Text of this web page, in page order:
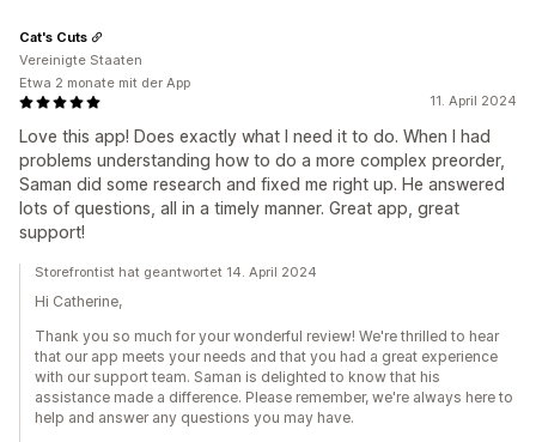
11. April 2024
Love this app! Does exactly what I need it to do. When I had
problems understanding how to do a more complex preorder,
Saman did some research and fixed me right up. He answered
lots of questions, all in a timely manner. Great app, great
support!
Cat's Cuts
Vereinigte Staaten
Etwa 2 monate mit der App
Storefrontist hat geantwortet 14. April 2024
Hi Catherine,
Thank you so much for your wonderful review! We're thrilled to hear
that our app meets your needs and that you had a great experience
with our support team. Saman is delighted to know that his
assistance made a difference. Please remember, we're always here to
help and answer any questions you may have.